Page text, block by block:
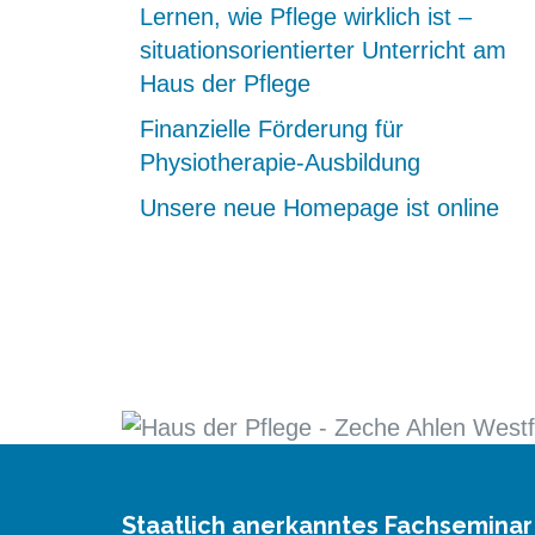
Lernen, wie Pflege wirklich ist –
situationsorientierter Unterricht am
Haus der Pflege
Finanzielle Förderung für
Physiotherapie-Ausbildung
Unsere neue Homepage ist online
Staatlich anerkanntes Fachseminar